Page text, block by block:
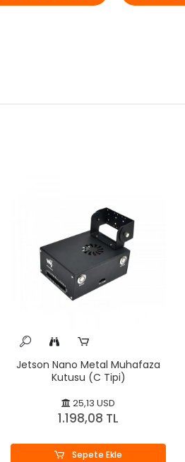
Jetson Nano Metal Muhafaza
Kutusu (C Tipi)
25,13 USD
1.198,08 TL
Sepete Ekle